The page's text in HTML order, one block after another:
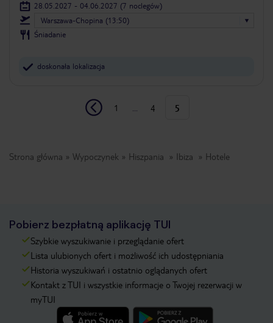
28.05.2027 - 04.06.2027 (7 noclegów)
Warszawa-Chopina (13:50)
Śniadanie
doskonała lokalizacja
1 4 5
Strona główna Wypoczynek Hiszpania Ibiza Hotele
Pobierz bezpłatną aplikację TUI
Szybkie wyszukiwanie i przeglądanie ofert
Lista ulubionych ofert i możliwość ich udostępniania
Historia wyszukiwań i ostatnio oglądanych ofert
Kontakt z TUI i wszystkie informacje o Twojej rezerwacji w
myTUI